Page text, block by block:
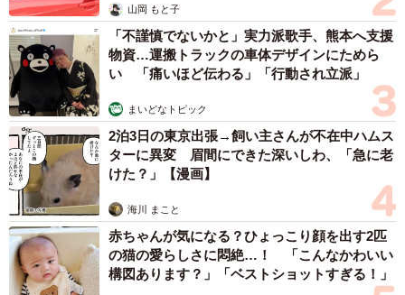
山岡 もと子
「不謹慎でないかと」実力派歌手、熊本へ支援
物資…運搬トラックの車体デザインにためら
い 「痛いほど伝わる」「行動され立派」
まいどなトピック
2泊3日の東京出張→飼い主さんが不在中ハムス
ターに異変 眉間にできた深いしわ、「急に老
けた？」【漫画】
海川 まこと
赤ちゃんが気になる？ひょっこり顔を出す2匹
の猫の愛らしさに悶絶…！ 「こんなかわいい
構図あります？」「ベストショットすぎる！」